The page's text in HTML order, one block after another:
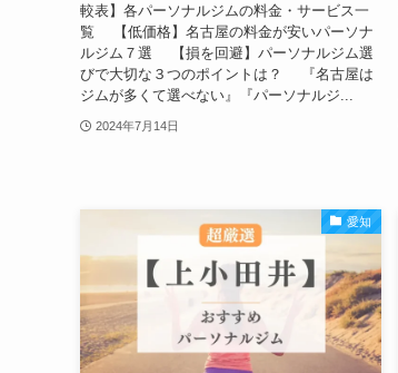
較表】各パーソナルジムの料金・サービス一
覧 【低価格】名古屋の料金が安いパーソナ
ルジム７選 【損を回避】パーソナルジム選
びで大切な３つのポイントは？ 『名古屋は
ジムが多くて選べない』『パーソナルジ...
2024年7月14日
愛知